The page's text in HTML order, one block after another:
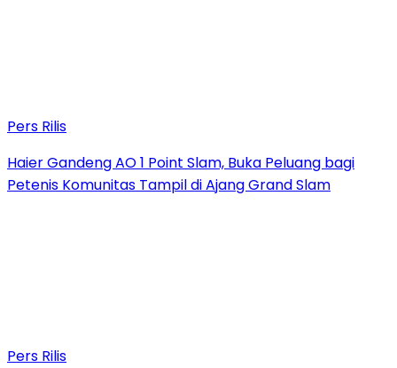
Pers Rilis
Haier Gandeng AO 1 Point Slam, Buka Peluang bagi
Petenis Komunitas Tampil di Ajang Grand Slam
Pers Rilis